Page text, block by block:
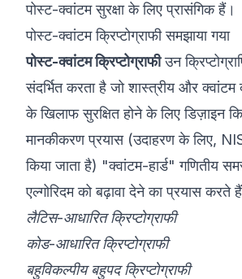
पोस्ट-क्वांटम सुरक्षा के लिए प्रासंगिक हैं।
पोस्ट-क्वांटम क्रिप्टोग्राफी समझाया गया
पोस्ट-क्वांटम क्रिप्टोग्राफीउन
संदर्भित करता है जो शास्त्रीय और
के खिलाफ सुरक्षित होने के लिए डिज़ाइन
मानकीकरण प्रयास (उदाहरण के लिए,
किया जाता है) "क्वांटम-हार्ड" गणितीय
एल्गोरिदम को बढ़ावा देने का प्रयास करते
लैटिस-आधारित क्रिप्टोग्राफी
कोड-आधारित क्रिप्टोग्राफी
बहुविकल्पीय बहुपद क्रिप्टोग्राफी